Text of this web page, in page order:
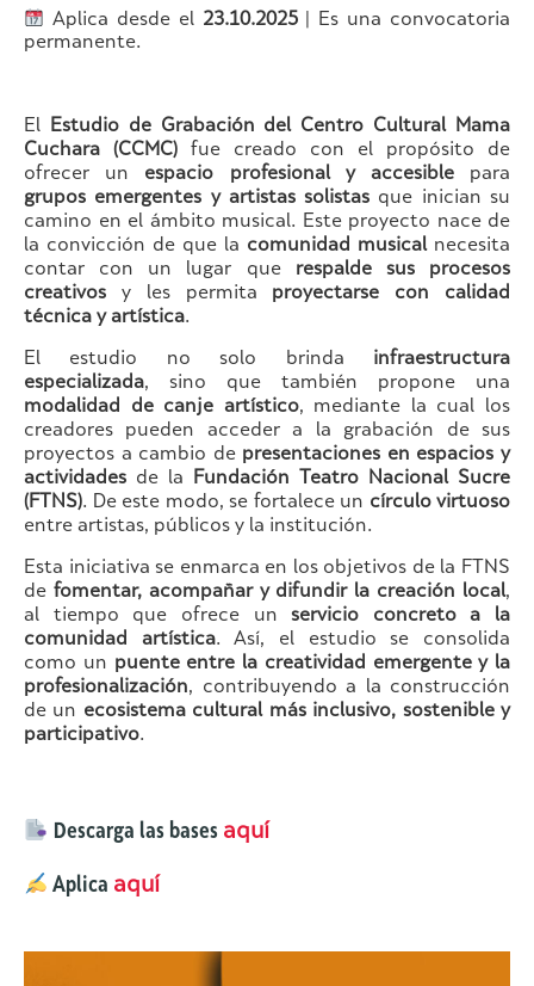
Aplica desde el 23.10.2025| Es una convocatoria
permanente.
El Estudio de Grabación del Centro Cultural Mama
Cuchara (CCMC) fue creado con el propósito de
ofrecer un espacio profesional y accesiblepara
grupos emergentes y artistas solistas que inician su
camino en el ámbito musical. Este proyecto nace de
la convicción de que la comunidad musicalnecesita
contar con un lugar que respalde sus procesos
creativos y les permita proyectarse con calidad
técnica y artística.
El estudio no solo brinda infraestructura
especializada, sino que también propone una
modalidad de canje artístico, mediante la cual los
creadores pueden acceder a la grabación de sus
proyectos a cambio de presentaciones en espacios y
actividades de la Fundación Teatro Nacional Sucre
(FTNS). De este modo, se fortalece un círculo virtuoso
entre artistas, públicos y la institución.
Esta iniciativa se enmarca en los objetivos de la FTNS
de fomentar, acompañar y difundir la creación local,
al tiempo que ofrece unservicio concreto a la
comunidad artística. Así, el estudio se consolida
como un puente entre la creatividad emergente y la
profesionalización, contribuyendo a la construcción
de un ecosistema cultural más inclusivo, sostenible y
participativo.
Descarga las bases aquí
Aplica aquí